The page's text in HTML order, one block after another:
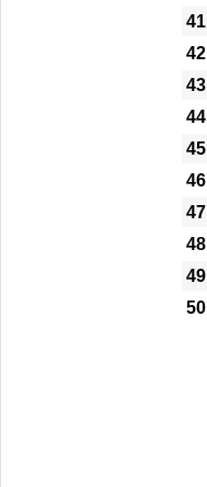
41
42
43
44
45
46
47
48
49
50